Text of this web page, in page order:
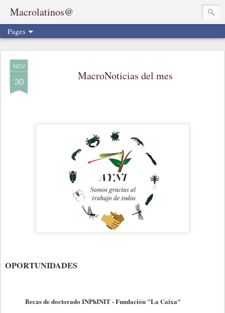
Macrolatinos@
Pages
NOV
30 MacroNoticias del mes
OPORTUNIDADES
Becas de doctorado INPhINIT - Fundación "La Caixa"